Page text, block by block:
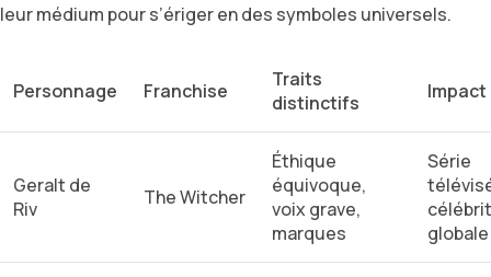
leur médium pour s’ériger en des symboles universels.
Personnage Franchise
Traits
distinctifs
Geralt de
Riv
The Witcher
Éthique
équivoque,
voix grave,
marques
Série
globale